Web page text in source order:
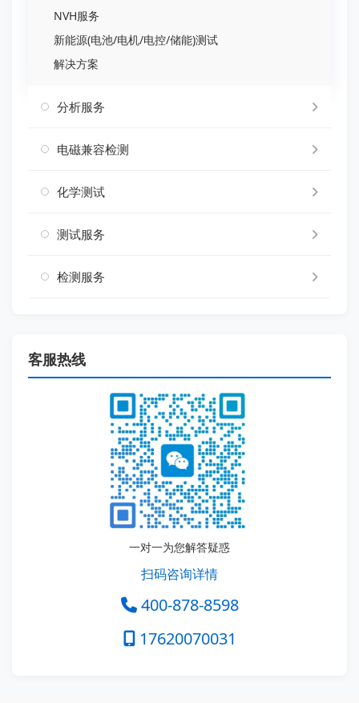
NVH服务
新能源(电池/电机/电控/储能)测试
解决方案
分析服务
电磁兼容检测
化学测试
测试服务
检测服务
客服热线
一对一为您解答疑惑
扫码咨询详情
400-878-8598
17620070031